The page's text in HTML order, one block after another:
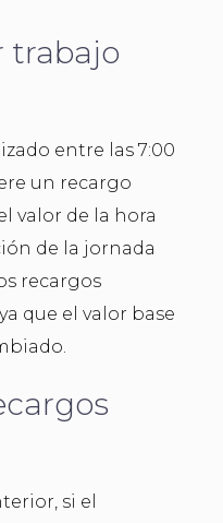
trabajo
entre las 7:00
un recargo
valor de la hora
de la jornada
recargos
que el valor base
si el